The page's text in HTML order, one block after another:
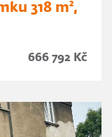
318 m²,
666 792 Kč